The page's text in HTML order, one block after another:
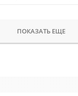
ПОКАЗАТЬ ЕЩЕ